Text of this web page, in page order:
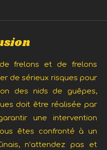
frelons et de frelons
de sérieux risques pour
des nids de guêpes,
doit être réalisée par
une intervention
êtes confronté à un
n’attendez pas et